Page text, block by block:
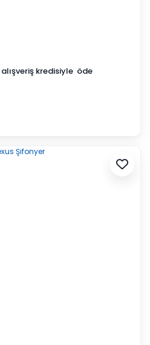
alışveriş kredisiyle öde